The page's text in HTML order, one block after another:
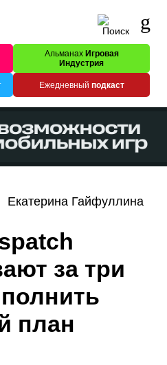
Альманах Игровая
Индустрия
Ежедневный подкаст
Екатерина Гайфуллина
за три
план